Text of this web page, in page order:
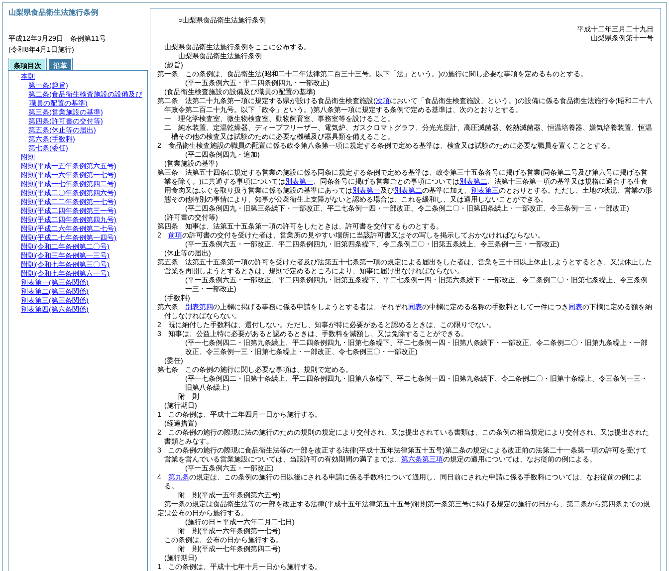
○山梨県食品衛生法施行条例
平成十二年三月二十九日
山梨県条例第十一号
山梨県食品衛生法施行条例をここに公布する。
山梨県食品衛生法施行条例
(趣旨)
第一条
この条例は、食品衛生法(昭和二十二年法律第二百三十三号。以下「法」という。)の施行に関し必要な事項を定めるものとする。
(平一五条例六五・平二四条例四九・一部改正)
(食品衛生検査施設の設備及び職員の配置の基準)
第二条
法第二十九条第一項に規定する県が設ける食品衛生検査施設(次項において「食品衛生検査施設」という。)の設備に係る食品衛生法施行令(昭和二十八
年政令第二百二十九号。以下「政令」という。)第八条第一項に規定する条例で定める基準は、次のとおりとする。
一
理化学検査室、微生物検査室、動物飼育室、事務室等を設けること。
二
純水装置、定温乾燥器、ディープフリーザー、電気炉、ガスクロマトグラフ、分光光度計、高圧滅菌器、乾熱滅菌器、恒温培養器、嫌気培養装置、恒温
槽その他の検査又は試験のために必要な機械及び器具類を備えること。
2
食品衛生検査施設の職員の配置に係る政令第八条第一項に規定する条例で定める基準は、検査又は試験のために必要な職員を置くこととする。
(平二四条例四九・追加)
(営業施設の基準)
第三条
法第五十四条に規定する営業の施設に係る同条に規定する条例で定める基準は、政令第三十五条各号に掲げる営業(同条第二号及び第六号に掲げる営
業を除く。)に共通する事項については別表第一 、同条各号に掲げる営業ごとの事項については別表第二
、法第十三条第一項の基準又は規格に適合する生食
用食肉又はふぐを取り扱う営業に係る施設の基準にあっては別表第一及び別表第二の基準に加え、 別表第三のとおりとする。 ただし、土地の状況、営業の形
態その他特別の事情により、知事が公衆衛生上支障がないと認める場合は、これを緩和し、又は適用しないことができる。
(平二四条例四九・旧第三条繰下・一部改正、平二七条例一四・一部改正、令二条例二〇・旧第四条繰上・一部改正、令三条例一三・一部改正)
(許可書の交付等)
第四条
知事は、法第五十五条第一項の許可をしたときは、許可書を交付するものとする。
2
前項の許可書の交付を受けた者は、営業所の見やすい場所に当該許可書又はその写しを掲示しておかなければならない。
(平一五条例六五・一部改正、平二四条例四九・旧第四条繰下、令二条例二〇・旧第五条繰上、令三条例一三・一部改正)
(休止等の届出)
第五条
法第五十五条第一項の許可を受けた者及び法第五十七条第一項の規定による届出をした者は、営業を三十日以上休止しようとするとき、又は休止した
営業を再開しようとするときは、規則で定めるところにより、知事に届け出なければならない。
(平一五条例六五・一部改正、平二四条例四九・旧第五条繰下、平二七条例一四・旧第六条繰下・一部改正、令二条例二〇・旧第七条繰上、令三条例
一三・一部改正)
(手数料)
第六条
別表第四の上欄に掲げる事務に係る申請をしようとする者は、それぞれ同表の中欄に定める名称の手数料として一件につき 同表の下欄に定める額を納
付しなければならない。
2
既に納付した手数料は、還付しない。 ただし、知事が特に必要があると認めるときは、この限りでない。
3
知事は、公益上特に必要があると認めるときは、手数料を減額し、又は免除することができる。
(平一七条例四二・旧第九条繰上、平二四条例四九・旧第七条繰下、平二七条例一四・旧第八条繰下・一部改正、令二条例二〇・旧第九条繰上・一部
改正、令三条例一三・旧第七条繰上・一部改正、令七条例三〇・一部改正)
(委任)
第七条
この条例の施行に関し必要な事項は、規則で定める。
(平一七条例四二・旧第十条繰上、平二四条例四九・旧第八条繰下、平二七条例一四・旧第九条繰下、令二条例二〇・旧第十条繰上、令三条例一三・
旧第八条繰上)
附 則
(施行期日)
1
この条例は、平成十二年四月一日から施行する。
(経過措置)
2
この条例の施行の際現に法の施行のための規則の規定により交付され、又は提出されている書類は、この条例の相当規定により交付され、又は提出された
書類とみなす。
3
この条例の施行の際現に食品衛生法等の一部を改正する法律(平成十五年法律第五十五号)第二条の規定による改正前の法第二十一条第一項の許可を受けて
営業を営んでいる営業施設については、当該許可の有効期間の満了までは、 第六条第三項の規定の適用については、なお従前の例による。
(平一五条例六五・一部改正)
4
第九条の規定は、この条例の施行の日以後にされる申請に係る手数料について適用し、同日前にされた申請に係る手数料については、なお従前の例によ
る。
附 則(平成一五年条例第六五号)
第一条の規定は食品衛生法等の一部を改正する法律(平成十五年法律第五十五号)附則第一条第三号に掲げる規定の施行の日から、第二条から第四条までの規
定は公布の日から施行する。
(施行の日＝平成一六年二月二七日)
附 則(平成一六年条例第一七号)
この条例は、公布の日から施行する。
附 則(平成一七年条例第四二号)
(施行期日)
1
この条例は、平成十七年十月一日から施行する。
山梨県食品衛生法施行条例
平成12年3月29日 条例第11号
(令和8年4月1日施行)
条項目次
沿革
本則
第一条(趣旨)
第二条(食品衛生検査施設の設備及び
職員の配置の基準)
第三条(営業施設の基準)
第四条(許可書の交付等)
第五条(休止等の届出)
第六条(手数料)
第七条(委任)
附則
附則 (平成一五年条例第六五号)
附則 (平成一六年条例第一七号)
附則 (平成一七年条例第四二号)
附則 (平成二〇年条例第四六号)
附則 (平成二二年条例第一七号)
附則 (平成二四年条例第三一号)
附則 (平成二四年条例第四九号)
附則 (平成二六年条例第二七号)
附則 (平成二七年条例第一四号)
附則 (令和二年条例第二〇号)
附則 (令和三年条例第一三号)
附則 (令和七年条例第三〇号)
附則 (令和七年条例第六一号)
別表第一(第三条関係)
別表第二(第三条関係)
別表第三(第三条関係)
別表第四(第六条関係)